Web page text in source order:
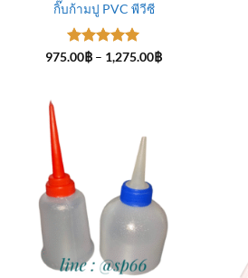
กิ๊บก้ามปู PVC พีวีซี
ให้คะแนน
975.00฿ – 1,275.00฿Price